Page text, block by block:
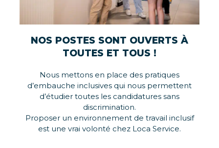
NOS POSTES SONT OUVERTS À
TOUTES ET TOUS !
Nous mettons en place des pratiques
d’embauche inclusives qui nous permettent
d’étudier toutes les candidatures sans
discrimination.
Proposer un environnement de travail inclusif
est une vrai volonté chez Loca Service.